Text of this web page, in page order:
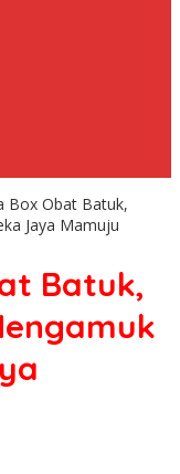
Box Obat Batuk,
Jaya Mamuju
Batuk,